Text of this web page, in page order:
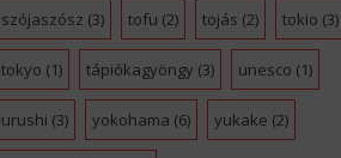
szójaszósz (3) tofu (2) tojás (2) tokio (3)
tokyo (1) tápiókagyöngy (3) unesco (1)
urushi (3) yokohama (6) yukake (2)